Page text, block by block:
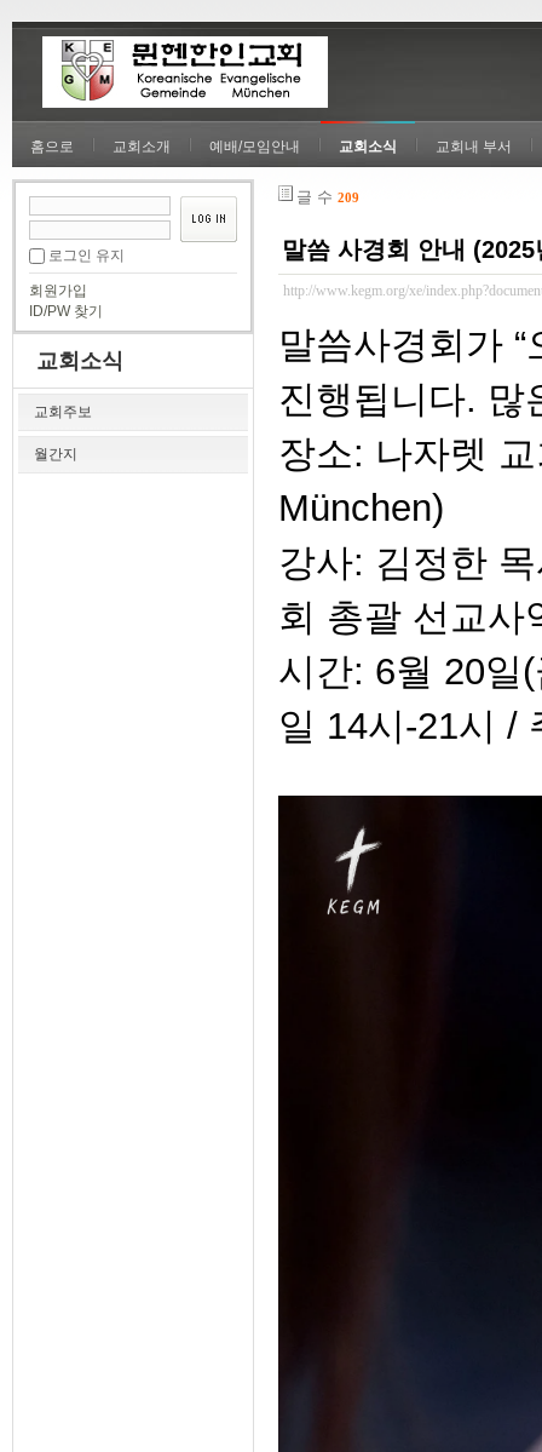
홈으로 교회소개 예배/모임안내 교회소식 교회내 부서
로그인 유지
회원가입
ID/PW 찾기
교회소식
교회주보
월간지
글 수 209
말씀 사경회 안내
http://www.kegm.org/xe/
말씀사경회가
진행됩니다. 많
장소: 나자렛
München)
강사: 김정한
회 총괄 선교사
시간: 6월 20일
일 14시-21시 /